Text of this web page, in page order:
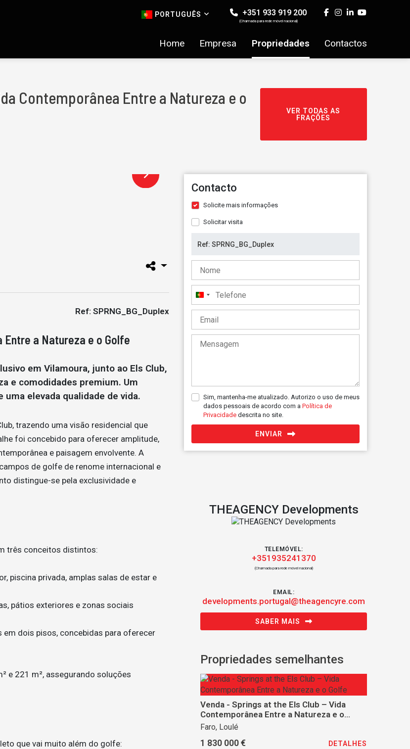
PORTUGUÊS +351 933 919 200
(Chamada para rede móvel nacional)
Home Empresa Propriedades Contactos
Contemporânea Entre a Natureza e o
VER TODAS AS
FRAÇÕES
Ref: SPRNG_BG_Duplex
Entre a Natureza e o Golfe
em Vilamoura, junto ao Els Club,
e comodidades premium. Um
elevada qualidade de vida.
trazendo uma visão residencial que
foi concebido para oferecer amplitude,
e paisagem envolvente. A
de golfe de renome internacional e
distingue-se pela exclusividade e
três conceitos distintos:
piscina privada, amplas salas de estar e
pátios exteriores e zonas sociais
em dois pisos, concebidas para oferecer
e 221 m², assegurando soluções
que vai muito além do golfe:
Contacto
Solicite mais informações
Solicitar visita
Portugal
+351
Sim, mantenha-me atualizado. Autorizo o uso de meus
dados pessoais de acordo com a Política de
Privacidade descrita no site.
ENVIAR
THEAGENCY Developments
TELEMÓVEL:
+351935241370
(Chamada para rede móvel nacional)
EMAIL:
developments.portugal@theagencyre.com
SABER MAIS
Propriedades semelhantes
Venda - Springs at the Els Club – Vida
Contemporânea Entre a Natureza e o
Golfe
Faro, Loulé
1 830 000 € DETALHES